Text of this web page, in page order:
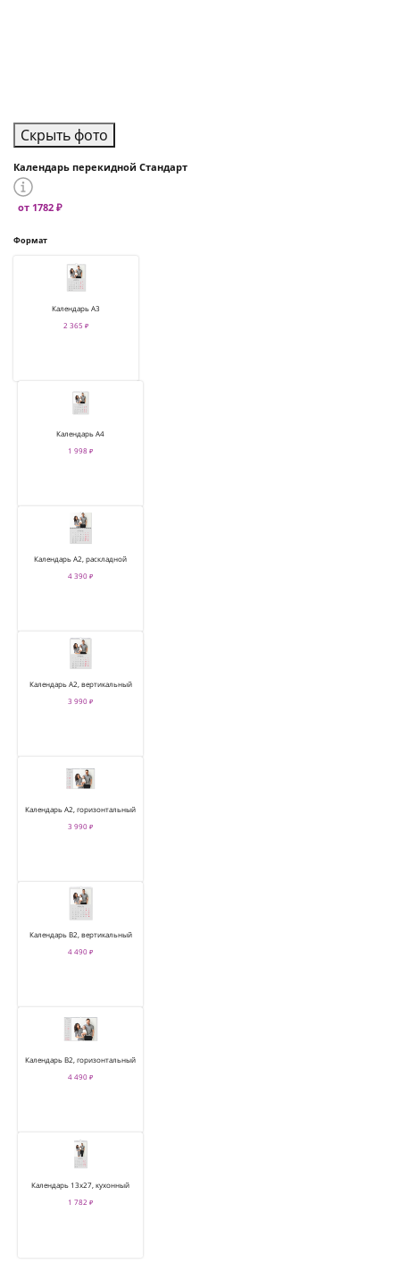
Скрыть фото
Календарь перекидной Стандарт
от 1782 ₽
Формат
Календарь А3
2 365 ₽
Календарь А4
1 998 ₽
Календарь А2, раскладной
4 390 ₽
Календарь А2, вертикальный
3 990 ₽
Календарь А2, горизонтальный
3 990 ₽
Календарь В2, вертикальный
4 490 ₽
Календарь В2, горизонтальный
4 490 ₽
Календарь 13х27, кухонный
1 782 ₽